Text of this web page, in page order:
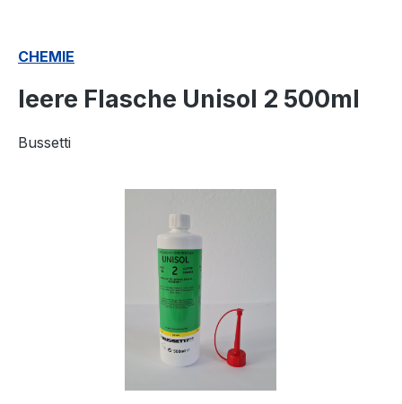
CHEMIE
leere Flasche Unisol 2 500ml
Bussetti